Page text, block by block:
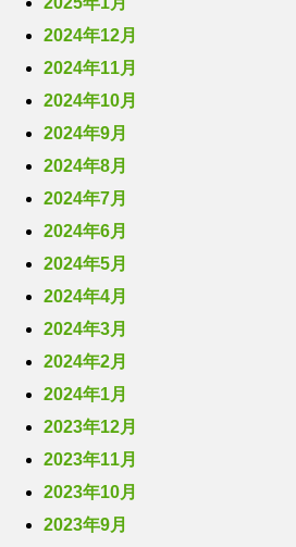
2024年12月
2024年11月
2024年10月
2024年9月
2024年8月
2024年7月
2024年6月
2024年5月
2024年4月
2024年3月
2024年2月
2024年1月
2023年12月
2023年11月
2023年10月
2023年9月